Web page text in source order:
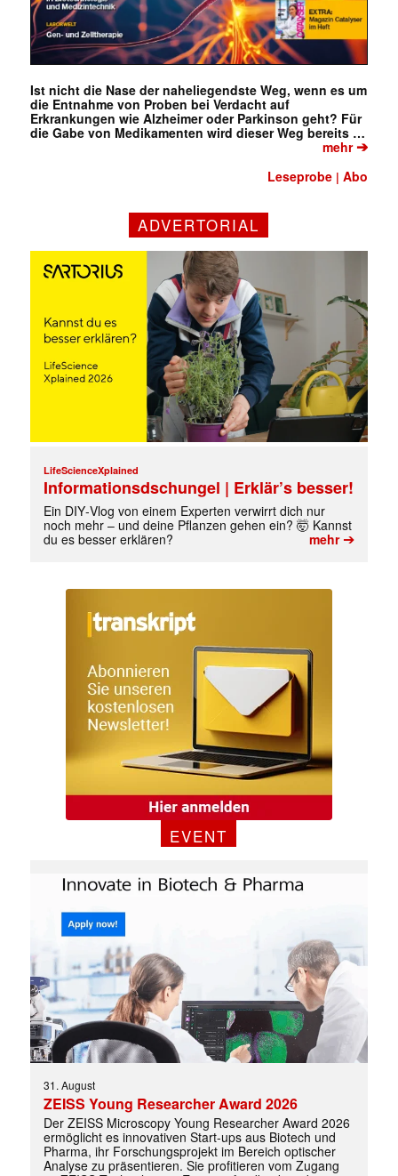
Ist nicht die Nase der naheliegendste Weg, wenn es um
die Entnahme von Proben bei Verdacht auf
Erkrankungen wie Alzheimer oder Parkinson geht? Für
die Gabe von Medikamenten wird dieser Weg bereits …
mehr➔
Leseprobe |Abo
ADVERTORIAL
LifeScienceXplained
Informationsdschungel | Erklär’s besser!
Ein DIY‑Vlog von einem Experten verwirrt dich nur
noch mehr – und deine Pflanzen gehen ein? 🤯 Kannst
du es besser erklären?
mehr➔
EVENT
31. August
ZEISS Young Researcher Award 2026
Der ZEISS Microscopy Young Researcher Award 2026
ermöglicht es innovativen Start-ups aus Biotech und
Pharma, ihr Forschungsprojekt im Bereich optischer
Analyse zu präsentieren. Sie profitieren vom Zugang